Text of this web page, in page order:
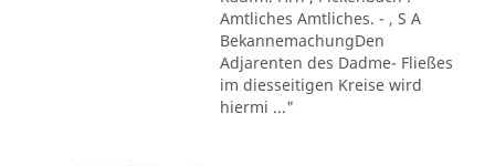
Amtliches Amtliches. - , S A
BekannemachungDen
Adjarenten des Dadme- Fließes
im diesseitigen Kreise wird
hiermi ..."